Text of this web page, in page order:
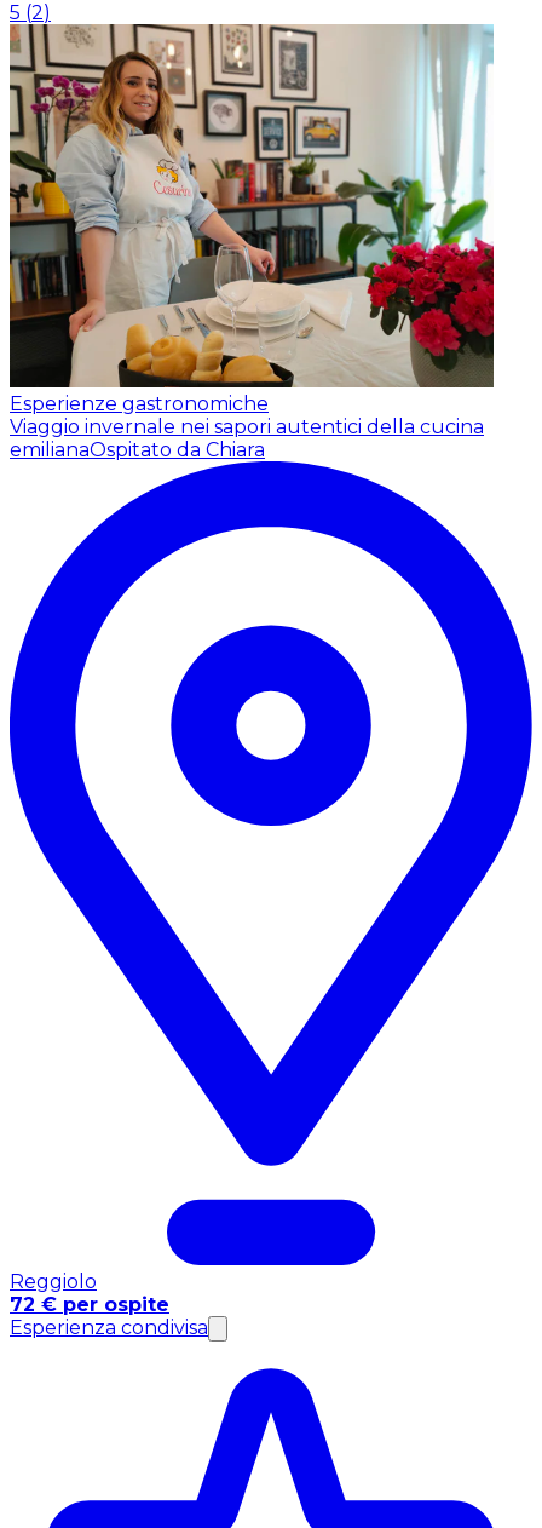
5 (2)
Esperienze gastronomiche
Viaggio invernale nei sapori autentici della cucina
emilianaOspitato da Chiara
Reggiolo
72 € per ospite
Esperienza condivisa